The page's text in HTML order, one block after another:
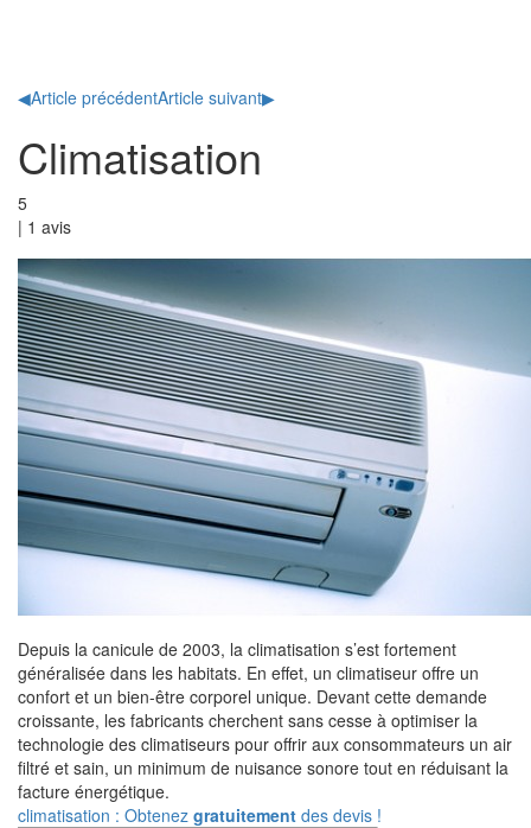
◀Article précédentArticle suivant▶
Climatisation
5
| 1 avis
Depuis la canicule de 2003, la climatisation s’est fortement
généralisée dans les habitats. En effet, un climatiseur offre un
confort et un bien-être corporel unique. Devant cette demande
croissante, les fabricants cherchent sans cesse à optimiser la
technologie des climatiseurs pour offrir aux consommateurs un air
filtré et sain, un minimum de nuisance sonore tout en réduisant la
facture énergétique.
climatisation : Obtenez gratuitement des devis !